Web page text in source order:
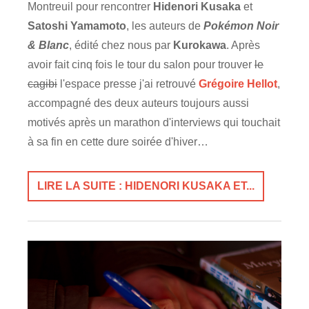
Montreuil pour rencontrer Hidenori Kusaka et
Satoshi Yamamoto, les auteurs de Pokémon Noir
& Blanc, édité chez nous par Kurokawa. Après
avoir fait cinq fois le tour du salon pour trouver le
cagibi l'espace presse j'ai retrouvé Grégoire Hellot,
accompagné des deux auteurs toujours aussi
motivés après un marathon d'interviews qui touchait
à sa fin en cette dure soirée d'hiver…
LIRE LA SUITE : HIDENORI KUSAKA ET...